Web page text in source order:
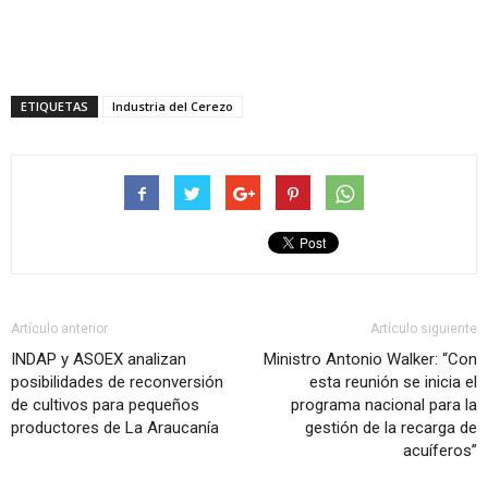
ETIQUETAS Industria del Cerezo
Artículo anterior
INDAP y ASOEX analizan
posibilidades de reconversión
de cultivos para pequeños
productores de La Araucanía
Artículo siguiente
Ministro Antonio Walker: “Con
esta reunión se inicia el
programa nacional para la
gestión de la recarga de
acuíferos”